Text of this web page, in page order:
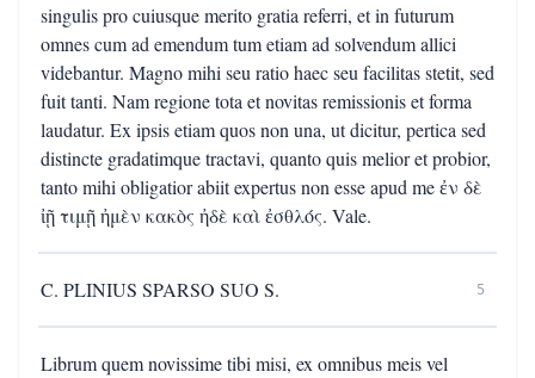
singulis pro cuiusque merito gratia referri, et in futurum
omnes cum ad emendum tum etiam ad solvendum allici
videbantur. Magno mihi seu ratio haec seu facilitas stetit, sed
fuit tanti. Nam regione tota et novitas remissionis et forma
laudatur. Ex ipsis etiam quos non una, ut dicitur, pertica sed
distincte gradatimque tractavi, quanto quis melior et probior,
tanto mihi obligatior abiit expertus non esse apud me ἐν δὲ
ἰῇ τιμῇ ἠμὲν κακὸς ἠδὲ καὶ ἐσθλός. Vale.
C. PLINIUS SPARSO SUO S. 5
Librum quem novissime tibi misi, ex omnibus meis vel